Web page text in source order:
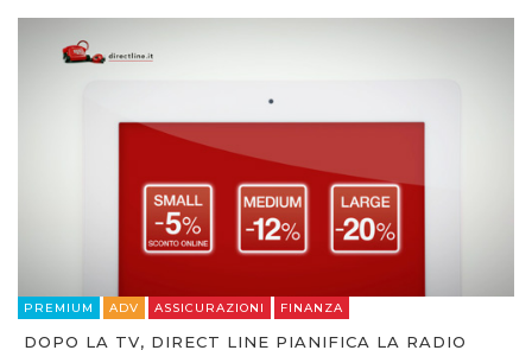
PREMIUM ADV ASSICURAZIONI FINANZA
DOPO LA TV, DIRECT LINE PIANIFICA LA RADIO